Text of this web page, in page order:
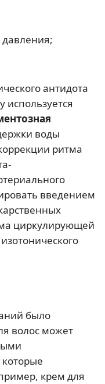
антидота
используется
воды
ритма
введением
циркулирующей
было
волос может
крем для